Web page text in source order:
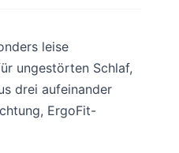
leise
ungestörten Schlaf,
drei aufeinander
ErgoFit-